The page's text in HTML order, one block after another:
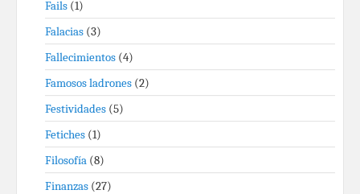
Fails (1)
Falacias (3)
Fallecimientos (4)
Famosos ladrones (2)
Festividades (5)
Fetiches (1)
Filosofía (8)
Finanzas (27)